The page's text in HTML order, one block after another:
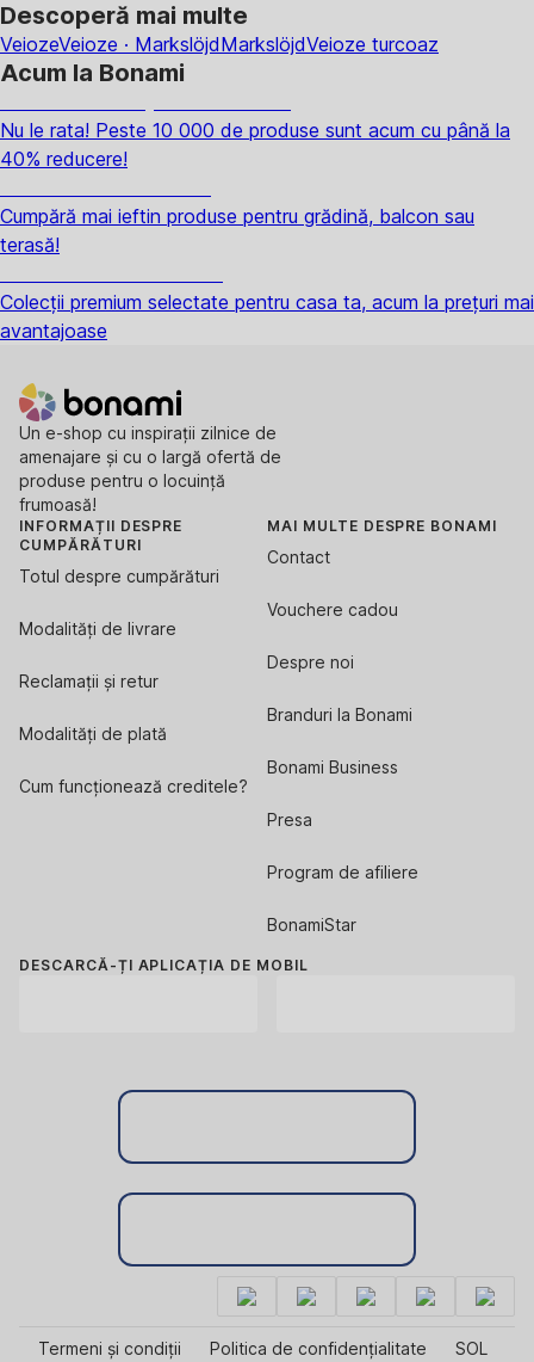
Descoperă mai multe
VeiozeVeioze · MarkslöjdMarkslöjdVeioze turcoaz
Acum la Bonami
Nu le rata! Peste 10 000 de produse sunt acum cu până la
40% reducere!
Cumpără mai ieftin produse pentru grădină, balcon sau
terasă!
Colecții premium selectate pentru casa ta, acum la prețuri mai
avantajoase
Un e-shop cu inspirații zilnice de
amenajare și cu o largă ofertă de
produse pentru o locuință
frumoasă!
INFORMAȚII DESPRE
CUMPĂRĂTURI
Totul despre cumpărături
Modalități de livrare
Reclamații și retur
Modalități de plată
Cum funcționează creditele?
MAI MULTE DESPRE BONAMI
Contact
Vouchere cadou
Despre noi
Branduri la Bonami
Bonami Business
Presa
Program de afiliere
BonamiStar
DESCARCĂ-ȚI APLICAȚIA DE MOBIL
Termeni și condiții Politica de confidențialitate SOL